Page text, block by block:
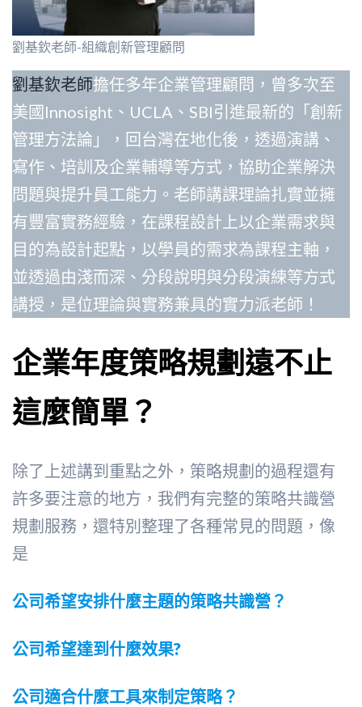
劉基欽老師-組織創新管理顧問
劉基欽老師擔任多年企業管理顧問，曾多次至
美國Innosight、UCLA、SBI引進最新的「創新
管理方法論」，回台灣在地化後，透過演講、
寫作、培訓及企業輔導等方式，協助企業解決
問題與提升員工能力。老師講課理論扎實並擁
有豐富實務經驗，在課程設計上以企業需求與
目的為設計起點，以學員的需求為課程主軸，
並透過由淺而深、分段說明與分段演練等方式
講授，是位理論與實務兼具的實力派老師！
企業年度策略規劃遠不止
這麼簡單？
除了上述講到重點之外，策略規劃的過程還有
許多要注意的地方，我們有完整的策略共識營
規劃服務，還特別整理了各種常見的問題，像
是
公司希望安排什麼主題的策略共識營？
公司希望達到什麼效果?
公司適合什麼工具來制定策略？